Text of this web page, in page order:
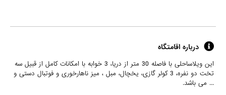
درباره اقامتگاه
این ویلاساحلی با فاصله 30 متر از دریا، 3 خوابه با امکانات کامل از قبیل سه
تخت دو نفره، 3 کولر گازی، یخچال، مبل ، میز ناهارخوری و فوتبال دستی و
... می باشد.